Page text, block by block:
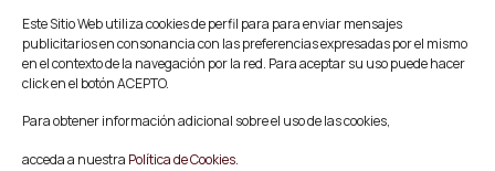
Este Sitio Web utiliza cookies de perfil para para enviar mensajes
publicitarios en consonancia con las preferencias expresadas por el mismo
en el contexto de la navegación por la red. Para aceptar su uso puede hacer
click en el botón ACEPTO.
Para obtener información adicional sobre el uso de las cookies,
acceda a nuestra Política de Cookies.
Youtube
Twitter/X
© Mescladís 2026